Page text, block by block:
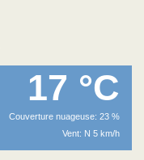
17 °C
Couverture nuageuse: 23 %
Vent: N 5 km/h